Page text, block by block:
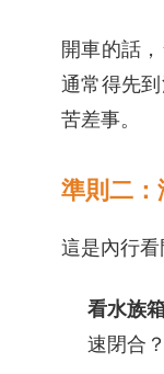
開車的話
通常得先
苦差事。
準則二
這是內行
看水族
速閉合